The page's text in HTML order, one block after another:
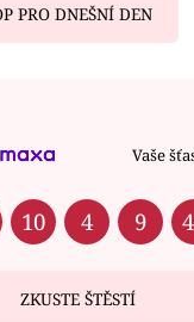
PRO DNEŠNÍ DEN
Vaše
10 4 9
ZKUSTE ŠTĚSTÍ